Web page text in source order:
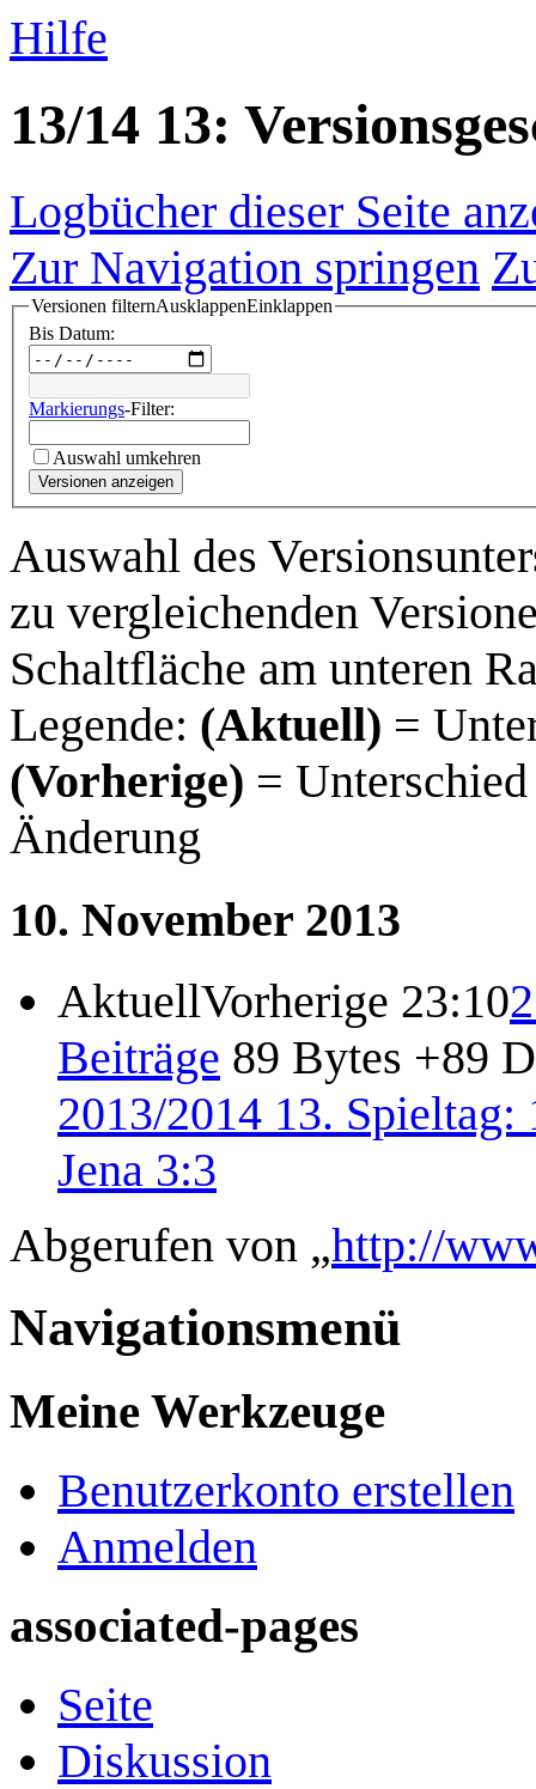
Hilfe
13/14 13:
Logbücher dieser Seite
Zur Navigation springen
Versionen filternAusklappenEinklappen
Bis Datum:
Markierungs-Filter:
Auswahl umkehren
Versionen anzeigen
Auswahl des
zu vergleichenden
Schaltfläche am unteren
Legende: (Aktuell) =
(Vorherige) =
Änderung
10. November 2013
AktuellVorherige 23:10
Beiträge 89 Bytes +89
2013/2014 13.
Jena 3:3
Abgerufen von „http://
Navigationsmenü
Meine Werkzeuge
Benutzerkonto erstellen
Anmelden
associated-pages
Seite
Diskussion